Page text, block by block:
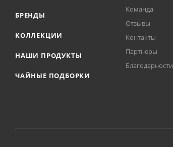
БРЕНДЫ
КОЛЛЕКЦИИ
НАШИ ПРОДУКТЫ
ЧАЙНЫЕ ПОДБОРКИ
Команда
Отзывы
Контакты
Партнеры
Благодарности